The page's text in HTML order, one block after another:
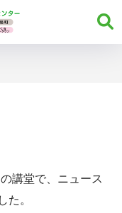
講堂で、ニュース
た。